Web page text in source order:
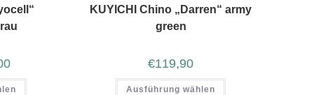
KUYICHI Chino „Darren“ army
green
€119,90
Ausführung wählen